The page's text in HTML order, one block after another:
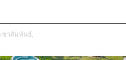
ชาสัมพันธ์,